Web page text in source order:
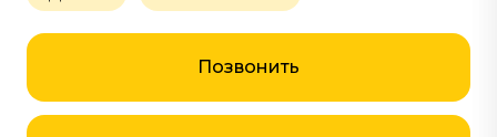
#5Д-кинотеатр
#аттракцион
Позвонить